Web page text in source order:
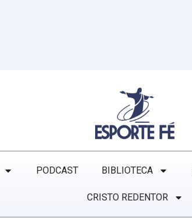
PODCAST BIBLIOTECA
CRISTO REDENTOR